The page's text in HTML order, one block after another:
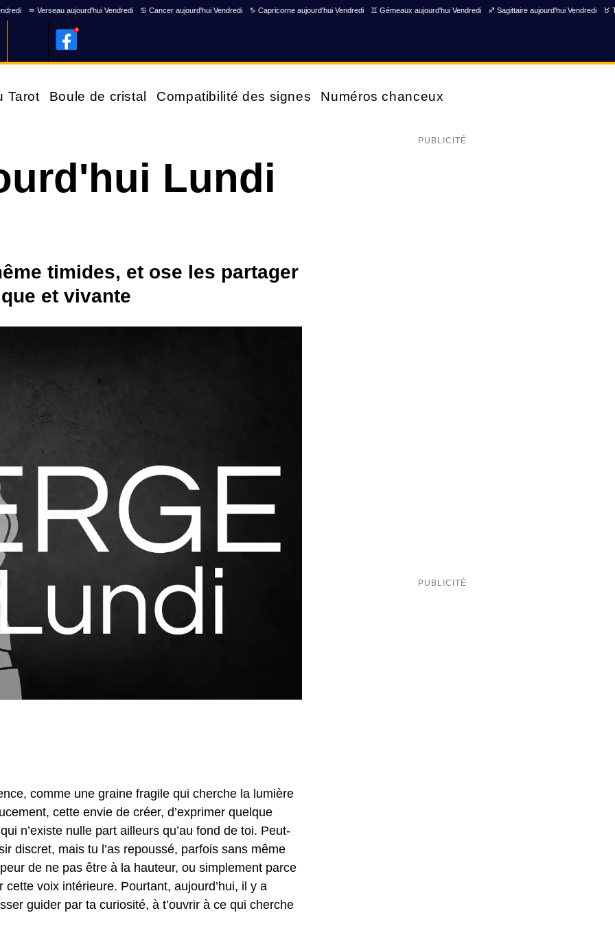
♒ Verseau aujourd'hui Vendredi ♋ Cancer aujourd'hui Vendredi ♑ Capricorne aujourd'hui Vendredi ♊ Gémeaux aujourd'hui Vendredi ♐ Sagittaire aujourd'hui Vendredi ♉
Tarot Boule de cristal Compatibilité des signes Numéros chanceux
Lundi
timides, et ose les partager
et vivante
comme une graine fragile qui cherche la lumière
cette envie de créer, d’exprimer quelque
n’existe nulle part ailleurs qu’au fond de toi. Peut-
discret, mais tu l’as repoussé, parfois sans même
de ne pas être à la hauteur, ou simplement parce
voix intérieure. Pourtant, aujourd’hui, il y a
guider par ta curiosité, à t’ouvrir à ce qui cherche